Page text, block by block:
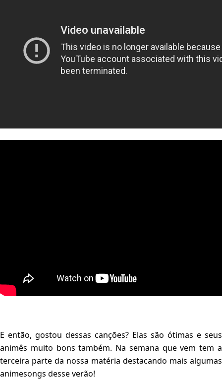
E então, gostou dessas canções? Elas são ótimas e seus
animês muito bons também. Na semana que vem tem a
terceira parte da nossa matéria destacando mais algumas
animesongs desse verão!